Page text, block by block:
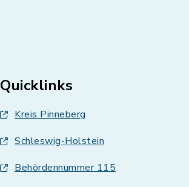
Quicklinks
Kreis Pinneberg
Schleswig-Holstein
Behördennummer 115